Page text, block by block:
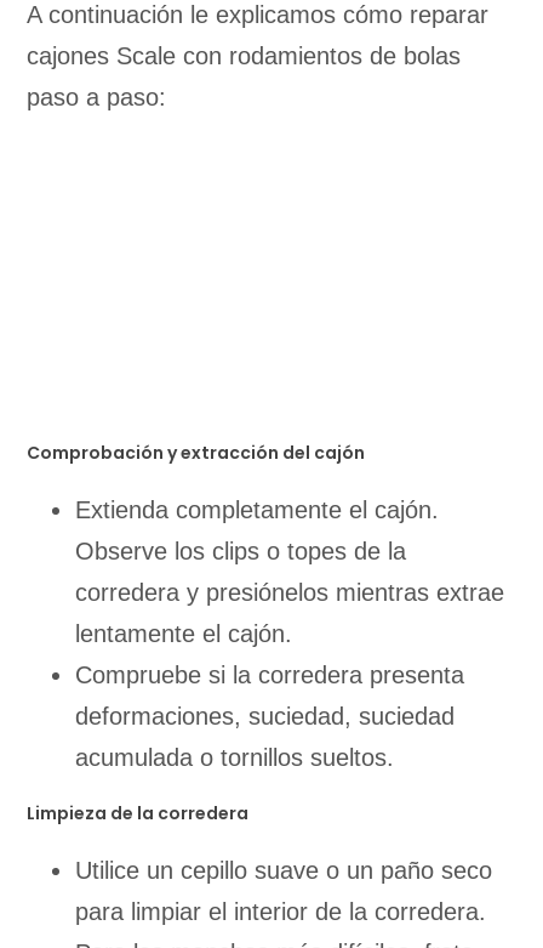
A continuación le explicamos cómo reparar
cajones Scale con rodamientos de bolas
paso a paso:
Comprobación y extracción del cajón
Extienda completamente el cajón.
Observe los clips o topes de la
corredera y presiónelos mientras extrae
lentamente el cajón.
Compruebe si la corredera presenta
deformaciones, suciedad, suciedad
acumulada o tornillos sueltos.
Limpieza de la corredera
Utilice un cepillo suave o un paño seco
para limpiar el interior de la corredera.